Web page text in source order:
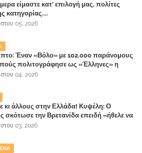
είμαστε κατ' επιλογή μας, πολίτες
κατηγορίας....
05, 2026
Έναν «Βόλο» με 102.000 παράνομους
πολιτογράφησε ως «Έλληνες» η
04, 2026
κι άλλους στην Ελλάδα! Κυψέλη: Ο
σκότωσε την Βρετανίδα επειδή «ήθελε να
σύντροφό του χριστιανή»
03, 2026